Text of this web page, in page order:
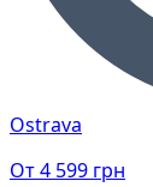
Ostrava
От4 599 грн